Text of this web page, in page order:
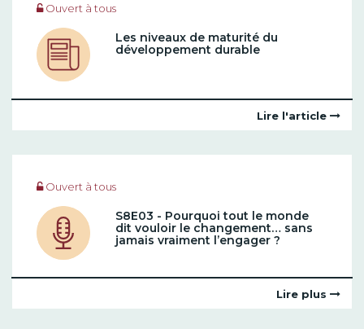
Ouvert à tous
Les niveaux de maturité du
développement durable
Lire l'article
Ouvert à tous
S8E03 - Pourquoi tout le monde
dit vouloir le changement… sans
jamais vraiment l’engager ?
Lire plus